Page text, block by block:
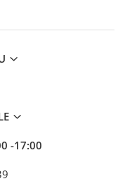
-17:00